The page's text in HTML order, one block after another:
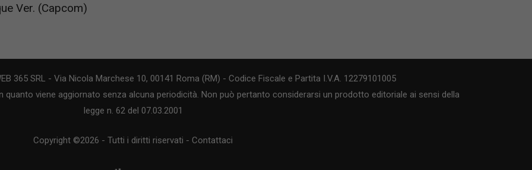
Ver. (Capcom)
365 SRL - Via Nicola Marchese 10, 00141 Roma (RM) - Codice Fiscale e Partita I.V.A. 12279101005
viene aggiornato senza alcuna periodicità. Non può pertanto considerarsi un prodotto editoriale ai sensi della
legge n. 62 del 07.03.2001
Copyright ©2026 - Tutti i diritti riservati - Contattaci